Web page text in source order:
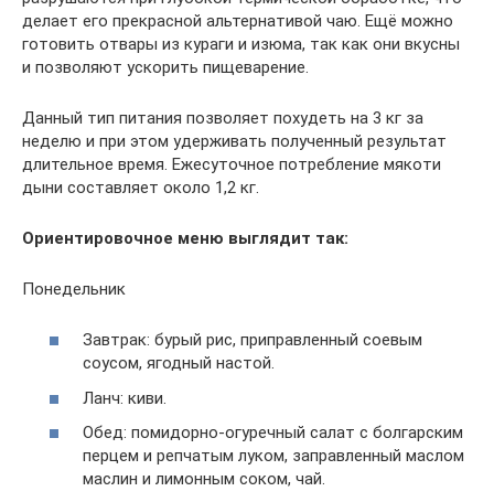
делает его прекрасной альтернативой чаю. Ещё можно
готовить отвары из кураги и изюма, так как они вкусны
и позволяют ускорить пищеварение.
Данный тип питания позволяет похудеть на 3 кг за
неделю и при этом удерживать полученный результат
длительное время. Ежесуточное потребление мякоти
дыни составляет около 1,2 кг.
Ориентировочное меню выглядит так:
Понедельник
Завтрак: бурый рис, приправленный соевым
соусом, ягодный настой.
Ланч: киви.
Обед: помидорно-огуречный салат с болгарским
перцем и репчатым луком, заправленный маслом
маслин и лимонным соком, чай.